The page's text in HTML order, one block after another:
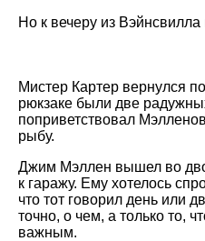
Но к вечеру из
Мистер Картер вернулся
рюкзаке были две
поприветствовал
рыбу.
Джим Мэллен вышел во
к гаражу. Ему хотелось
что тот говорил день или
точно, о чем, а только то,
важным.